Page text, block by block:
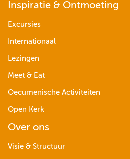
Inspiratie & Ontmoeting
Excursies
Internationaal
Lezingen
Meet & Eat
Oecumenische Activiteiten
Open Kerk
Over ons
Visie & Structuur